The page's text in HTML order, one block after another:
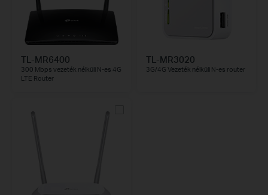
TL-MR6400
300 Mbps vezeték nélküli N-es 4G
LTE Router
TL-MR3020
3G/4G Vezeték nélküli N-es router